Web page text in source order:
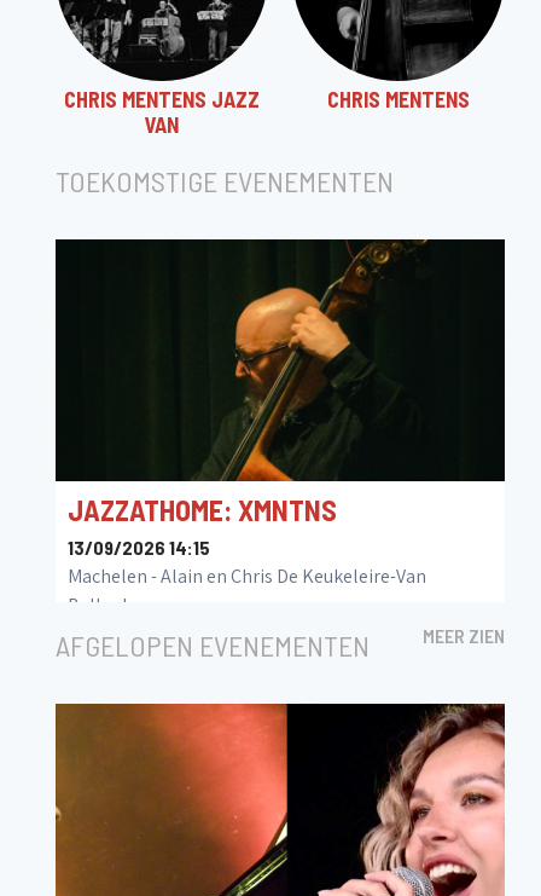
CHRIS MENTENS JAZZ
VAN
CHRIS MENTENS
TOEKOMSTIGE EVENEMENTEN
JAZZATHOME: XMNTNS
13/09/2026 14:15
Machelen - Alain en Chris De Keukeleire-Van
Belleghem
AFGELOPEN EVENEMENTEN MEER ZIEN